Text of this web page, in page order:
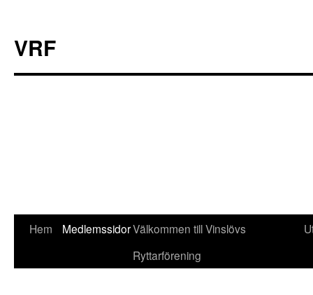
VRF
Hoppa
Hem MedlemssidorVälkommen till Vinslövs
Ryttarförening